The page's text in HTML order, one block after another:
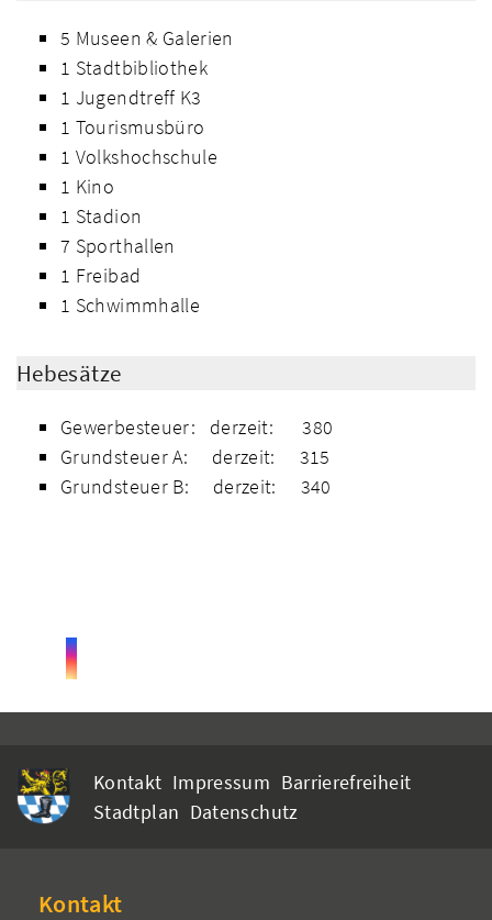
5 Museen & Galerien
1 Stadtbibliothek
1 Jugendtreff K3
1 Tourismusbüro
1 Volkshochschule
1 Kino
1 Stadion
7 Sporthallen
1 Freibad
1 Schwimmhalle
Hebesätze
Gewerbesteuer: derzeit: 380
Grundsteuer A: derzeit: 315
Grundsteuer B: derzeit: 340
Kontakt Impressum Barrierefreiheit
Stadtplan Datenschutz
Kontakt